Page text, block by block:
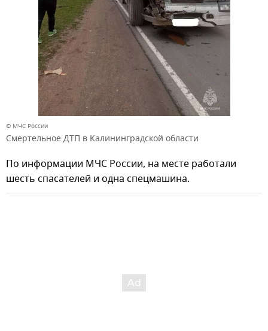
© МЧС России
Смертельное ДТП в Калининградской области
По информации МЧС России, на месте работали
шесть спасателей и одна спецмашина.